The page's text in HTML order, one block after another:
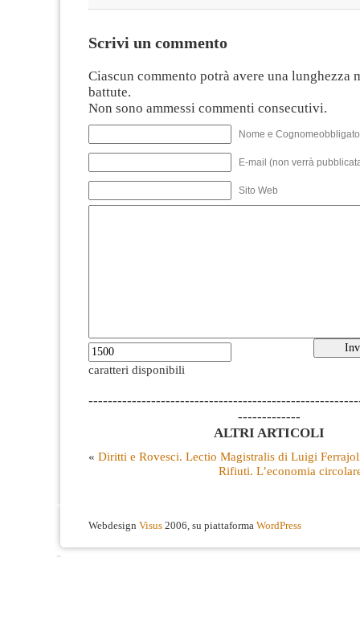
Scrivi un commento
Ciascun commento potrà avere una lunghezza
battute.
Non sono ammessi commenti consecutivi.
Nome e
E-mail (non verrà
Sito Web
caratteri disponibili
-------------
ALTRI ARTICOLI
« Diritti e Rovesci. Lectio Magistralis di Luigi
Rifiuti. L’economia
Webdesign Visus 2006, su piattaforma WordPress